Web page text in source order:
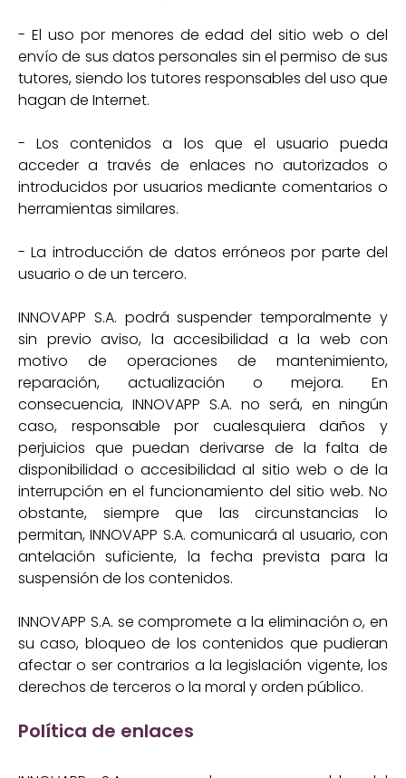
- El uso por menores de edad del sitio web o del
envío de sus datos personales sin el permiso de sus
tutores, siendo los tutores responsables del uso que
hagan de Internet.
- Los contenidos a los que el usuario pueda
acceder a través de enlaces no autorizados o
introducidos por usuarios mediante comentarios o
herramientas similares.
- La introducción de datos erróneos por parte del
usuario o de un tercero.
INNOVAPP S.A. podrá suspender temporalmente y
sin previo aviso, la accesibilidad a la web con
motivo de operaciones de mantenimiento,
reparación, actualización o mejora. En
consecuencia, INNOVAPP S.A. no será, en ningún
caso, responsable por cualesquiera daños y
perjuicios que puedan derivarse de la falta de
disponibilidad o accesibilidad al sitio web o de la
interrupción en el funcionamiento del sitio web. No
obstante, siempre que las circunstancias lo
permitan, INNOVAPP S.A. comunicará al usuario, con
antelación suficiente, la fecha prevista para la
suspensión de los contenidos.
INNOVAPP S.A. se compromete a la eliminación o, en
su caso, bloqueo de los contenidos que pudieran
afectar o ser contrarios a la legislación vigente, los
derechos de terceros o la moral y orden público.
Política de enlaces